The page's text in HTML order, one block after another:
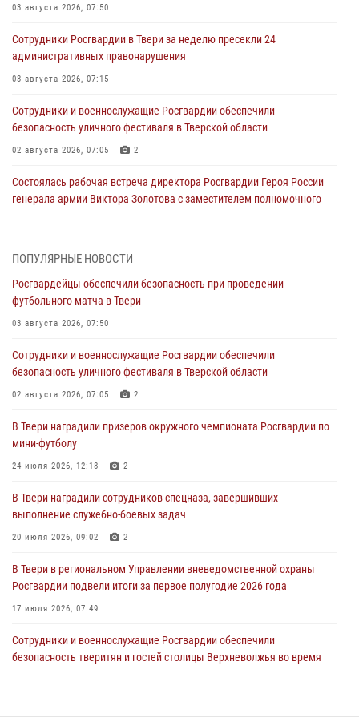
03 августа 2026, 07:50
Сотрудники Росгвардии в Твери за неделю пресекли 24
административных правонарушения
03 августа 2026, 07:15
Сотрудники и военнослужащие Росгвардии обеспечили
безопасность уличного фестиваля в Тверской области
02 августа 2026, 07:05 2
Состоялась рабочая встреча директора Росгвардии Героя России
генерала армии Виктора Золотова с заместителем полномочного
31 июля 2026, 05:42 4
Росгвардейцы в Твери приняли участие в молебне, посвященном
Дню Крещения Руси
28 июля 2026, 11:30
Сотрудники вневедомственной охраны совершили 250 выездов и
пресекли 20 правонарушений за неделю в Тверской области
27 июля 2026, 08:29
В Твери наградили призеров окружного чемпионата Росгвардии по
мини-футболу
24 июля 2026, 12:18 2
Росгвардейцы оказали помощь водителю на дороге в городе Кашин
22 июля 2026, 08:35
ПОПУЛЯРНЫЕ НОВОСТИ
Росгвардейцы обеспечили безопасность при проведении
футбольного матча в Твери
03 августа 2026, 07:50
Сотрудники и военнослужащие Росгвардии обеспечили
безопасность уличного фестиваля в Тверской области
02 августа 2026, 07:05 2
В Твери наградили призеров окружного чемпионата Росгвардии по
мини-футболу
24 июля 2026, 12:18 2
В Твери наградили сотрудников спецназа, завершивших
выполнение служебно-боевых задач
20 июля 2026, 09:02 2
В Твери в региональном Управлении вневедомственной охраны
Росгвардии подвели итоги за первое полугодие 2026 года
17 июля 2026, 07:49
Сотрудники и военнослужащие Росгвардии обеспечили
безопасность тверитян и гостей столицы Верхневолжья во время